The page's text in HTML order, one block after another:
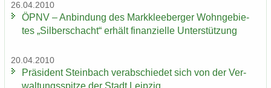
26.04.2010
ÖPNV – An­bin­dung des Mark­klee­ber­ger Wohn­ge­bie­
tes „Sil­ber­schacht“ er­hält fi­nan­zi­el­le Un­ter­stüt­zung
20.04.2010
Prä­si­dent Stein­bach ver­ab­schie­det sich von der Ver­
wal­tungs­spit­ze der Stadt Leip­zig